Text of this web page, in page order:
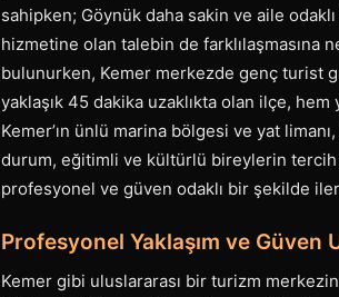
sahipken; Göynük daha sakin ve aile
hizmetine olan talebin de farklılaşmasına
bulunurken, Kemer merkezde genç turist
yaklaşık 45 dakika uzaklıkta olan ilçe,
Kemer’ın ünlü marina bölgesi ve yat
durum, eğitimli ve kültürlü bireylerin tercih
profesyonel ve güven odaklı bir şekilde
Profesyonel Yaklaşım ve Güven
Kemer gibi uluslararası bir turizm